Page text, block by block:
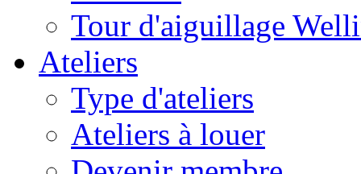
Tour d'aiguillage
Ateliers
Type d'ateliers
Ateliers à louer